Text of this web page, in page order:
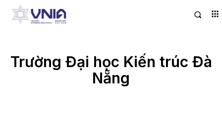
Trường Đại học Kiến trúc Đà
Nẵng